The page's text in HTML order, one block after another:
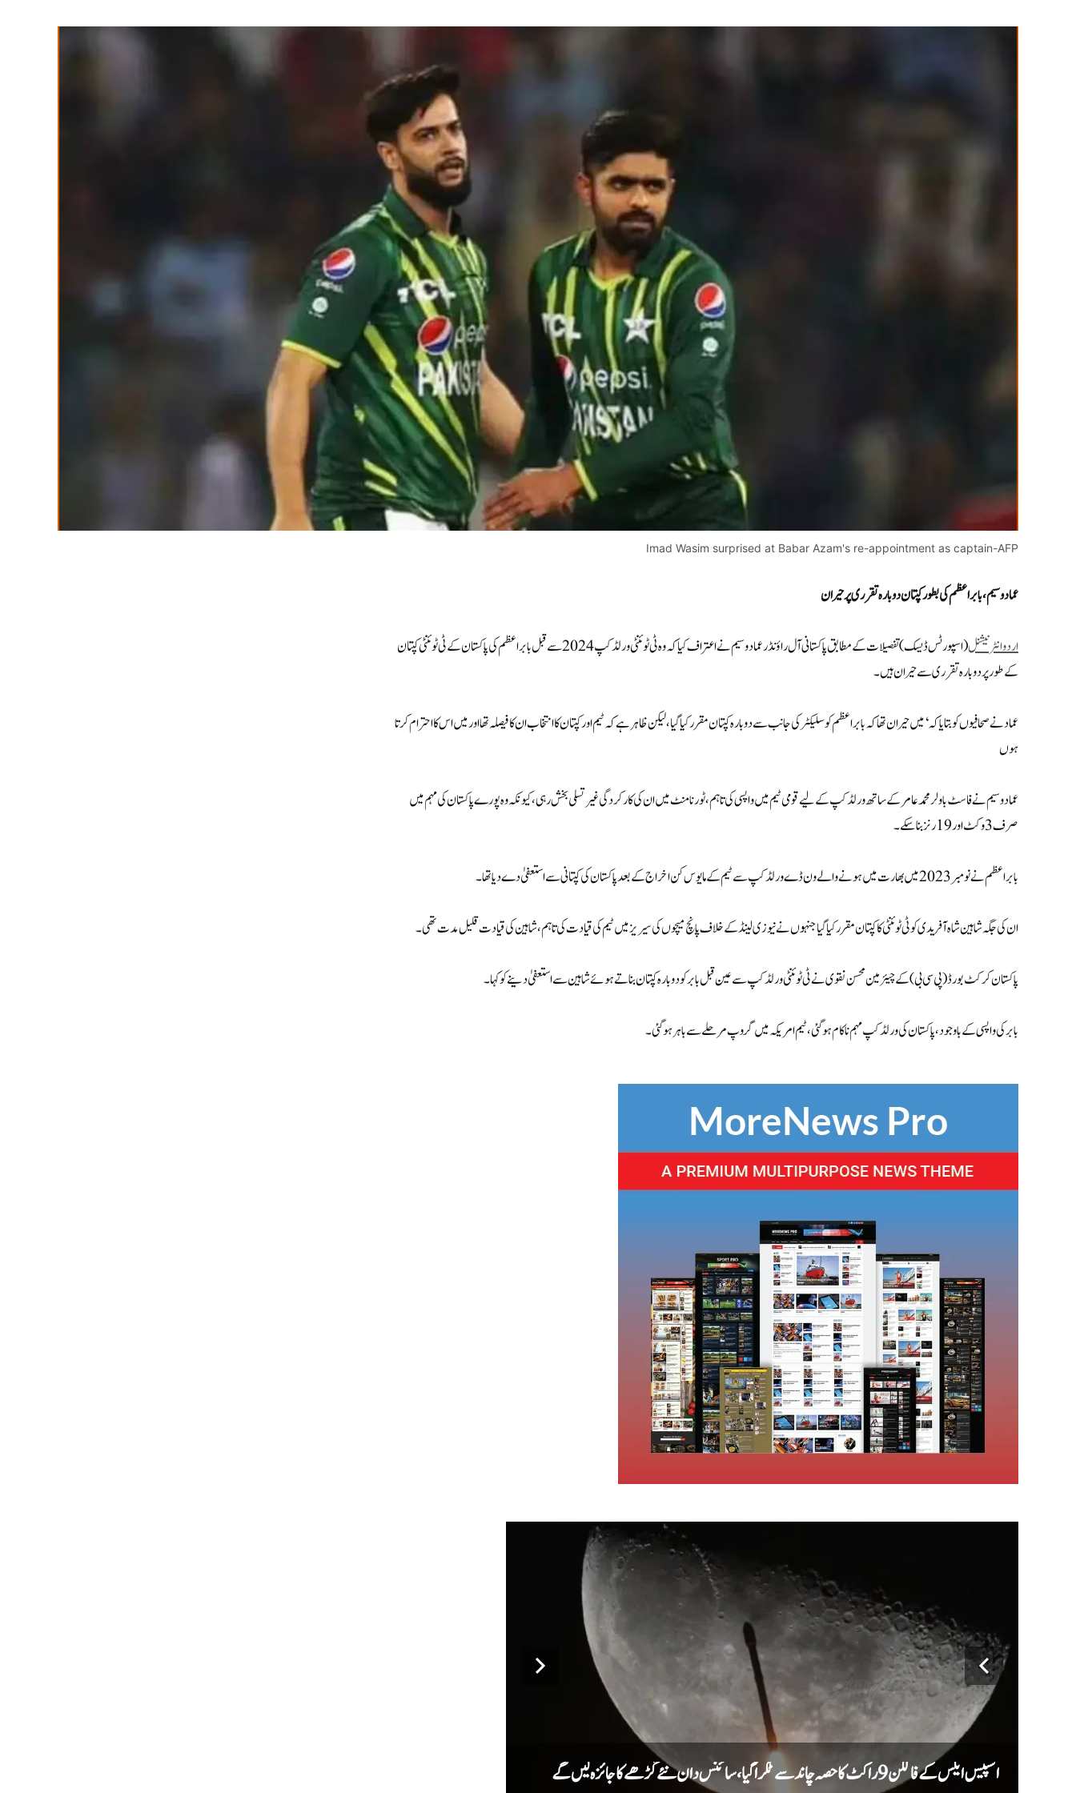
Imad Wasim surprised at Babar Azam's re-appointment as captain-AFP
عماد وسیم، بابر اعظم کی بطور کپتان دوبارہ تقرری پر حیران
اردوانٹرنیشنل
(اسپورٹس ڈیسک) تفصیلات کے مطابق پاکستانی آل راؤنڈر عماد وسیم نے اعتراف کیا کہ وہ ٹی ٹوئنٹی ورلڈ کپ 2024 سے قبل بابر اعظم کی پاکستان کے ٹی ٹوئنٹی کپتان
کے طور پر دوبارہ تقرری سے حیران ہیں۔
عماد نے صحافیوں کو بتایا کہ ‘میں حیران تھا کہ بابر اعظم کو سلیکٹر کی جانب سے دوبارہ کپتان مقرر کیا گیا، لیکن ظاہر ہے کہ ٹیم اور کپتان کا انتخاب ان کا فیصلہ تھا اور میں اس کا احترام کرتا
ہوں
عماد وسیم نے فاسٹ باولر محمد عامر کے ساتھ ورلڈ کپ کے لیے قومی ٹیم میں واپسی کی تاہم، ٹورنامنٹ میں ان کی کارکردگی غیر تسلی بخش رہی، کیونکہ وہ پورے پاکستان کی مہم میں
صرف 3 وکٹ اور 19 رنز بنا سکے۔
بابر اعظم نے نومبر 2023 میں بھارت میں ہونے والے ون ڈے ورلڈ کپ سے ٹیم کے مایوس کن اخراج کے بعد پاکستان کی کپتانی سے استعفیٰ دے دیا تھا۔
ان کی جگہ شاہین شاہ آفریدی کو ٹی ٹوئنٹی کا کپتان مقرر کیا گیا جنہوں نے نیوزی لینڈ کے خلاف پانچ میچوں کی سیریز میں ٹیم کی قیادت کی تاہم، شاہین کی قیادت قلیل مدت تھی۔
پاکستان کرکٹ بورڈ (پی سی بی) کے چیئرمین محسن نقوی نے ٹی ٹوئنٹی ورلڈ کپ سے عین قبل بابر کو دوبارہ کپتان بناتے ہوئے شاہین سے استعفیٰ دینے کو کہا۔
بابر کی واپسی کے باوجود، پاکستان کی ورلڈ کپ مہم ناکام ہوگئی، ٹیم امریکہ میں گروپ مرحلے سے باہر ہوگئی۔
اسپیس ایکس کے فالکن 9 راکٹ کا حصہ چاند سے ٹکرا گیا، سائنس دان نئے گڑھے کا جائزہ لیں گے